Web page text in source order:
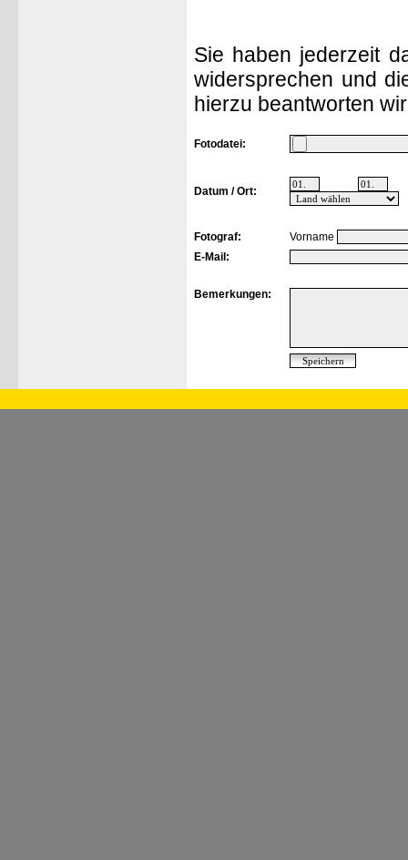
Sie haben jederzeit
widersprechen und
hierzu beantworten
Fotodatei:
Datum / Ort:
Fotograf:
Vorname
E-Mail:
Bemerkungen: